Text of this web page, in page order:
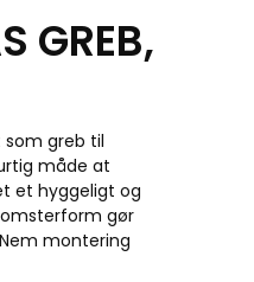
GREB,
som greb til
måde at
et hyggeligt og
gør
montering